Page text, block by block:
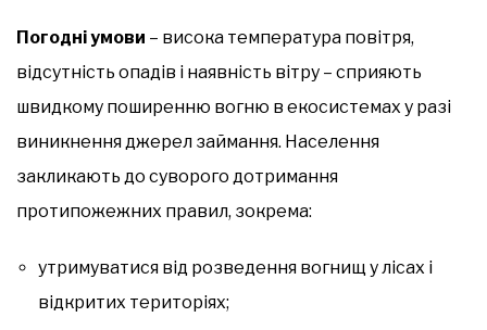
Погодні умови – висока температура повітря,
відсутність опадів і наявність вітру – сприяють
швидкому поширенню вогню в екосистемах у разі
виникнення джерел займання. Населення
закликають до суворого дотримання
протипожежних правил, зокрема:
утримуватися від розведення вогнищ у лісах і
відкритих територіях;